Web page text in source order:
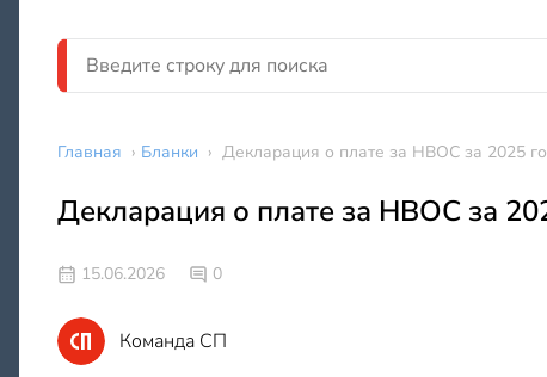
Главная › Бланки › Декларация о плате за НВОС за 2025
Декларация о плате за НВОС за
15.06.2026 0
Команда СП